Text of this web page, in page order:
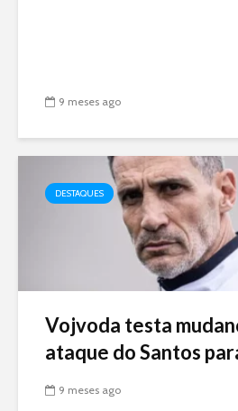
9 meses ago
DESTAQUES
Vojvoda testa
ataque do Santos
9 meses ago